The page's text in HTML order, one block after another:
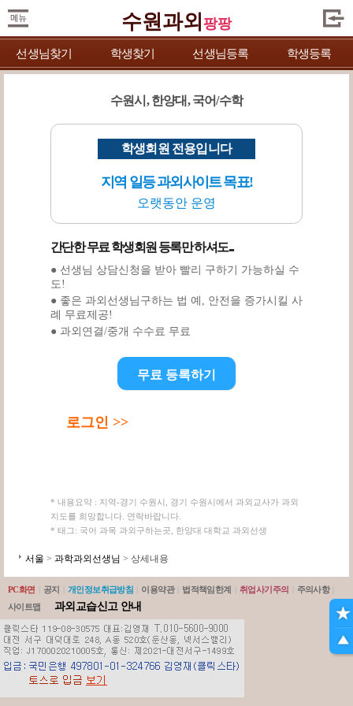
수원과외 팡팡
선생님찾기 학생찾기 선생님등록 학생등록
수원시, 한양대, 국어/수학
학생회원 전용입니다
지역 일등 과외사이트 목표!
오랫동안 운영
간단한 무료 학생회원 등록만 하셔도...
● 선생님 상담신청을 받아 빨리 구하기 가능하실 수
도!
● 좋은 과외선생님구하는 법 예, 안전을 증가시킬 사
례 무료제공!
● 과외연결/중개 수수료 무료
무료 등록하기
로그인 >>
* 내용요약 : 지역-경기 수원시, 경기 수원시에서 과외교사가 과외
지도를 희망합니다. 연락바랍니다.
* 태그: 국어 과목 과외구하는곳, 한양대 대학교 과외선생
서울 > 과학과외선생님 > 상세내용
PC화면 공지 개인정보취급방침 이용약관 법적책임한계 취업사기주의 주의사항
사이트맵
과외교습신고 안내